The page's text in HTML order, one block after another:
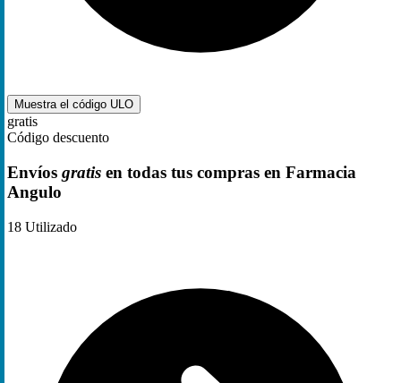
Muestra el código ULO
gratis
Código descuento
Envíos gratis en todas tus compras en Farmacia
Angulo
18 Utilizado